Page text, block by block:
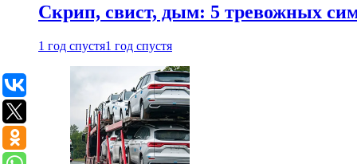
Скрип, свист, дым: 5 тревожных
1 год спустя1 год спустя